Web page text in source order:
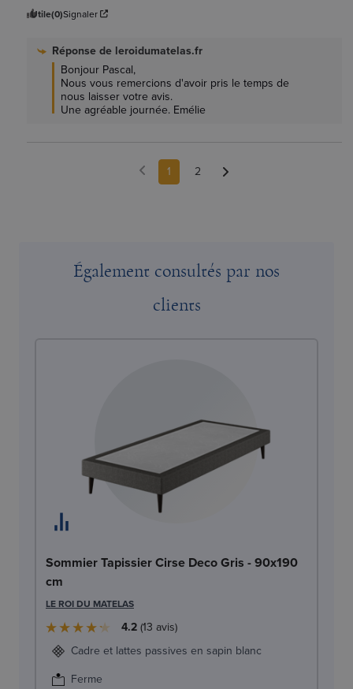
Utile(0)Signaler
Réponse de leroidumatelas.fr
Bonjour Pascal,
Nous vous remercions d'avoir pris le temps de
nous laisser votre avis.
Une agréable journée. Emélie
1 2
Également consultés par nos
clients
Sommier Tapissier Cirse Deco Gris - 90x190
cm
LE ROI DU MATELAS
4.2 13 avis
Cadre et lattes passives en sapin blanc
Ferme